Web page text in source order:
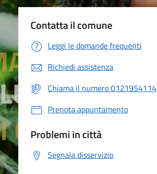
Contatta il comune
Leggi le domande frequenti
Richiedi assistenza
Chiama il numero 0121954114
Prenota appuntamento
Problemi in città
Segnala disservizio